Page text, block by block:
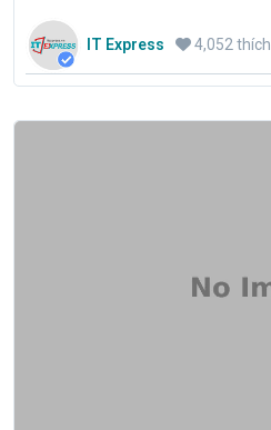
website...IT Express 4,052 thích